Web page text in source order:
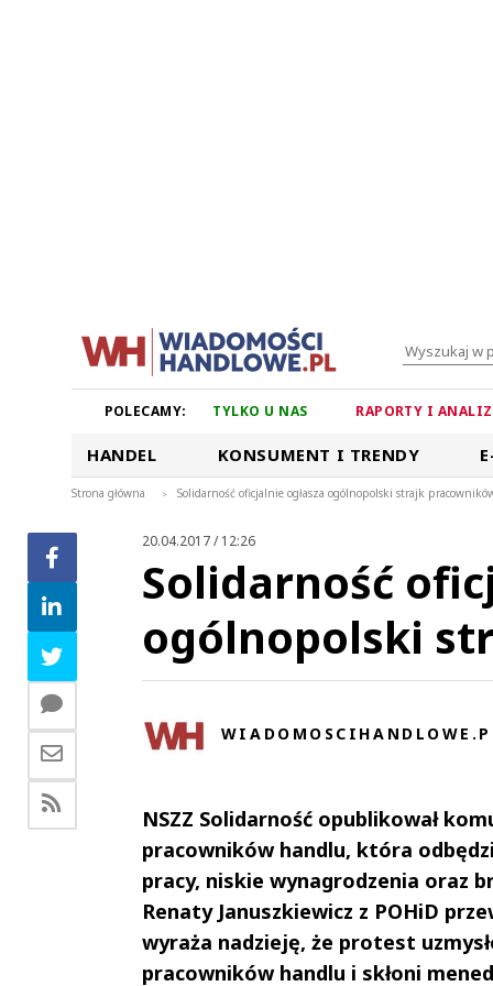
POLECAMY: TYLKO U NAS RAPORTY I
HANDEL KONSUMENT I TRENDY
Strona główna > Solidarność oficjalnie ogłasza ogólnopolski strajk
20.04.2017 / 12:26
Solidarność
ogólnopolski
NSZZ Solidarność opublikował
pracowników handlu, która
pracy, niskie wynagrodzenia oraz
Renaty Januszkiewicz z POHiD
wyraża nadzieję, że protest
pracowników handlu i skłoni